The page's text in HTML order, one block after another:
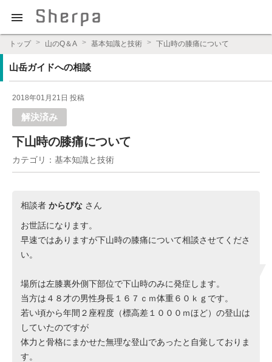

プロの登山ガイドによる登山学習QAサイト【Sherpajp（シェ
トップ 山のQ＆A 基本知識と技術 下山時の膝痛について
山岳ガイドへの相談
2018年01月21日 投稿
解決済み
下山時の膝痛について
カテゴリ：基本知識と技術
相談者 からびな さん
お世話になります。
早速ではありますが下山時の膝痛について相談させてくださ
い。
場所は左膝裏外側下部位で下山時のみに発症します。
当方は４８才の男性身長１６７ｃｍ体重６０ｋｇです。
若い頃から年間２座程度（標高差１０００ｍほど）の登山は
していたのですが
体力と骨格にまかせた無理な登山であったと自覚しておりま
す。